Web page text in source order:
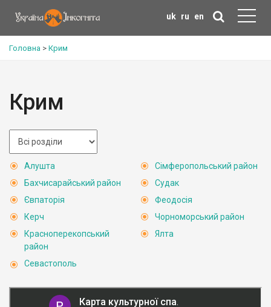
uk ru en
Головна > Крим
Крим
Алушта
Бахчисарайський район
Євпаторія
Керч
Красноперекопський
район
Севастополь
Сімферопольський район
Судак
Феодосія
Чорноморський район
Ялта